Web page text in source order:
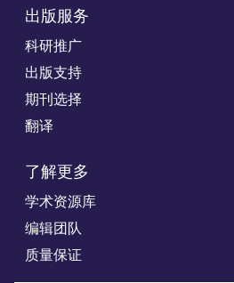
出版服务
科研推广
出版支持
期刊选择
翻译
了解更多
学术资源库
编辑团队
质量保证